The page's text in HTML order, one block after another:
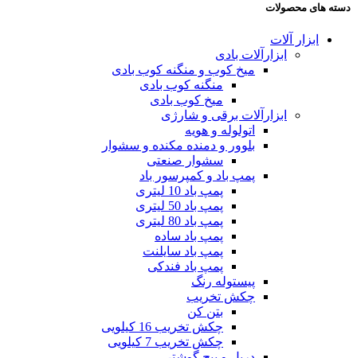
دسته های محصولات
ابزار آلات
ابزارآلات بادی
میخ کوب و منگنه کوب بادی
منگنه کوب بادی
میخ کوب بادی
ابزارآلات برقی و شارژی
اتولوله و هویه
بلوور و دمنده مکنده و سشوار
سشوار صنعتی
پمپ باد و کمپرسور باد
پمپ باد 10 لیتری
پمپ باد 50 لیتری
پمپ باد 80 لیتری
پمپ باد ساده
پمپ باد سایلنت
پمپ باد فندکی
پیستوله رنگ
چکش تخریب
بتن کن
چکش تخریب 16 کیلویی
چکش تخریب 7 کیلویی